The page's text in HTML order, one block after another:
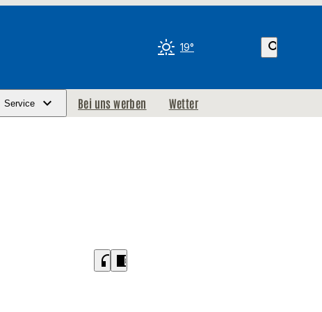
19° search
Service Bei uns werben Wetter
headphones chrome_reader_mode